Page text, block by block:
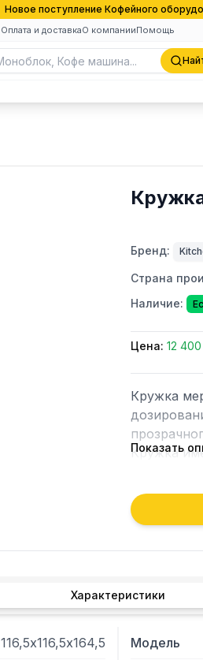
Новое поступление Кофейного
Оплата и доставкаО компанииПомощь
Бренд:
Страна
Наличие:
Цена: 12 400
Кружка
Кружка
Показать
Характеристики
116,5х116,5х164,5 Модель